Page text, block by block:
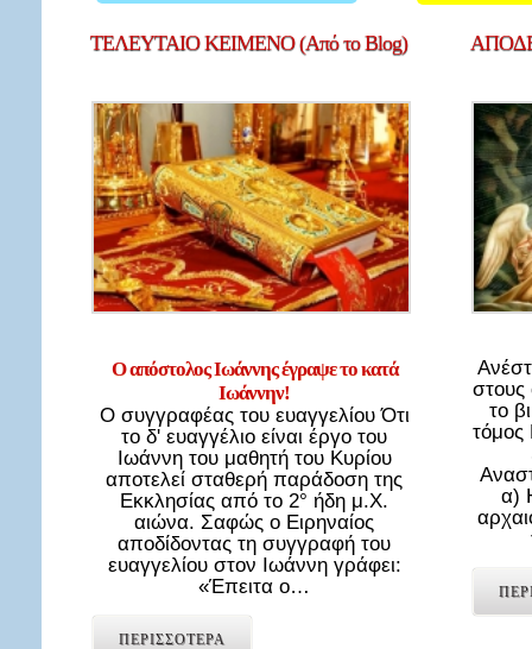
ΤΕΛΕΥΤΑΙΟΚΕΙΜΕΝΟ (Από το Blog)
Ο απόστολος Ιωάννης έγραψε το κατά
Ιωάννην!
Ο συγγραφέας του ευαγγελίου Ότι
το δ' ευαγγέλιο είναι έργο του
Ιωάννη του μαθητή του Κυρίου
αποτελεί σταθερή παράδοση της
Εκκλησίας από το 2° ήδη μ.Χ.
αιώνα. Σαφώς ο Ειρηναίος
αποδίδοντας τη συγγραφή του
ευαγγελίου στον Ιωάννη γράφει:
«Έπειτα ο…
ΠΕΡΙΣΣΟΤΕΡΑ
στους
το
α)